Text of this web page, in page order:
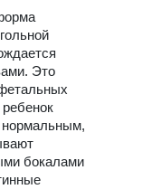
Это
нормальным,
бокалами